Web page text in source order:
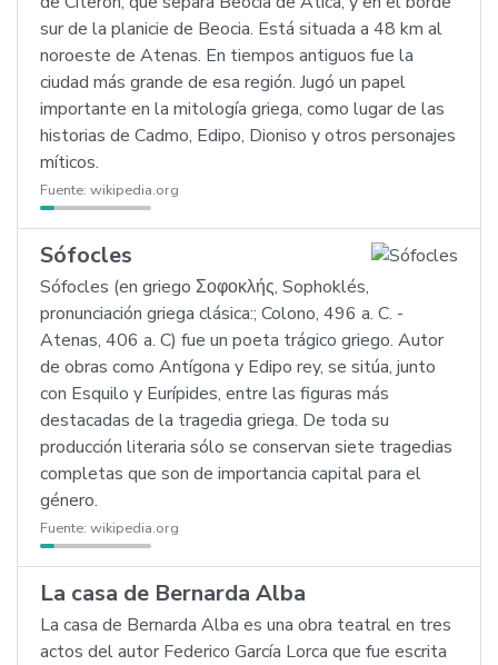
sur de la planicie de Beocia. Está situada a 48 km al
noroeste de Atenas. En tiempos antiguos fue la
ciudad más grande de esa región. Jugó un papel
importante en la mitología griega, como lugar de las
historias de Cadmo, Edipo, Dioniso y otros personajes
míticos.
Fuente: wikipedia.org
Sófocles
Sófocles (en griego Σοφοκλής, Sophoklés,
pronunciación griega clásica:; Colono, 496 a. C. -
Atenas, 406 a. C) fue un poeta trágico griego. Autor
de obras como Antígona y Edipo rey, se sitúa, junto
con Esquilo y Eurípides, entre las figuras más
destacadas de la tragedia griega. De toda su
producción literaria sólo se conservan siete tragedias
completas que son de importancia capital para el
género.
Fuente: wikipedia.org
La casa de Bernarda Alba
La casa de Bernarda Alba es una obra teatral en tres
actos del autor Federico García Lorca que fue escrita